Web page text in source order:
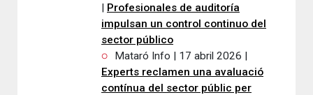
| Profesionales de auditoría
impulsan un control continuo del
sector público
Mataró Info | 17 abril 2026 |
Experts reclamen una avaluació
contínua del sector públic per